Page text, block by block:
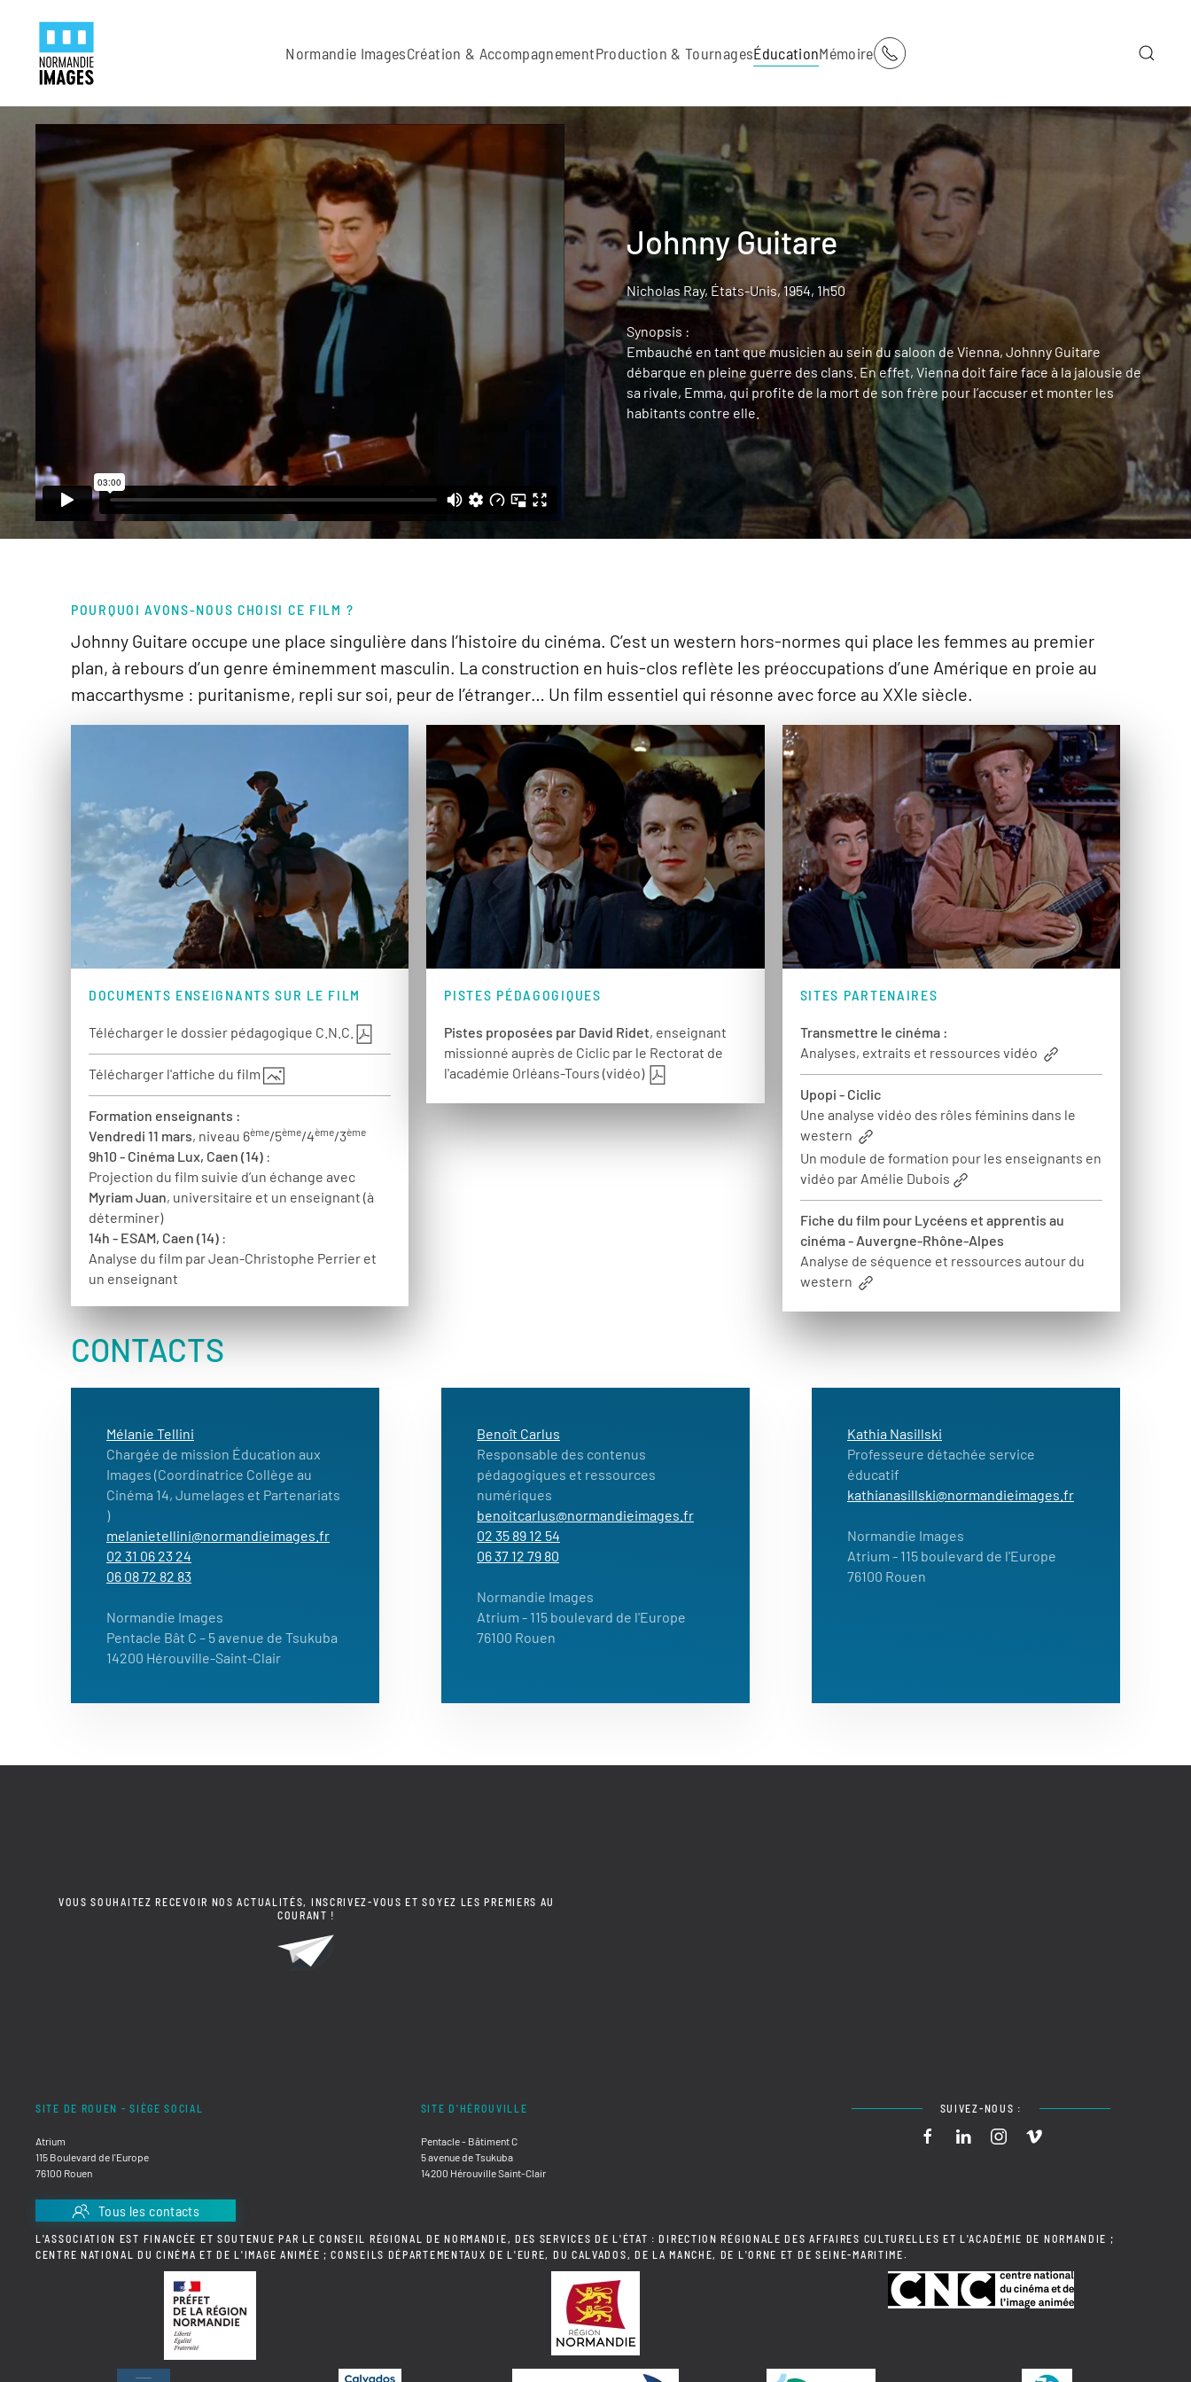
Skip to main content
Normandie ImagesCréation & AccompagnementProduction & TournagesÉducationMémoire
Johnny Guitare
Nicholas Ray, États-Unis, 1954, 1h50
Synopsis :
Embauché en tant que musicien au sein du saloon de Vienna, Johnny Guitare
débarque en pleine guerre des clans. En effet, Vienna doit faire face à la jalousie de
sa rivale, Emma, qui profite de la mort de son frère pour l’accuser et monter les
habitants contre elle.
POURQUOI AVONS-NOUS CHOISI CE FILM ?
Johnny Guitare occupe une place singulière dans l’histoire du cinéma. C’est un western hors-normes qui place les femmes au premier
plan, à rebours d’un genre éminemment masculin. La construction en huis-clos reflète les préoccupations d’une Amérique en proie au
maccarthysme : puritanisme, repli sur soi, peur de l’étranger… Un film essentiel qui résonne avec force au XXIe siècle.
DOCUMENTS ENSEIGNANTS SUR LE FILM
Télécharger le dossier pédagogique C.N.C.
Télécharger l'affiche du film
Formation enseignants :
Vendredi 11 mars, niveau 6ème/5ème/4ème/3ème
9h10 - Cinéma Lux, Caen (14) :
Projection du film suivie d’un échange avec
Myriam Juan, universitaire et un enseignant (à
déterminer)
14h - ESAM, Caen (14) :
Analyse du film par Jean-Christophe Perrier et
un enseignant
PISTES PÉDAGOGIQUES
Pistes proposées par David Ridet, enseignant
missionné auprès de Ciclic par le Rectorat de
l'académie Orléans-Tours (vidéo)
SITES PARTENAIRES
Transmettre le cinéma :
Analyses, extraits et ressources vidéo
Upopi - Ciclic
Une analyse vidéo des rôles féminins dans le
western
Un module de formation pour les enseignants en
vidéo par Amélie Dubois
Fiche du film pour Lycéens et apprentis au
cinéma - Auvergne-Rhône-Alpes
Analyse de séquence et ressources autour du
western
CONTACTS
Mélanie Tellini
Chargée de mission Éducation aux
Images (Coordinatrice Collège au
Cinéma 14, Jumelages et Partenariats
)
melanietellini@normandieimages.fr
02 31 06 23 24
06 08 72 82 83
Normandie Images
Pentacle Bât C – 5 avenue de Tsukuba
14200 Hérouville-Saint-Clair
Benoît Carlus
Responsable des contenus
pédagogiques et ressources
numériques
benoitcarlus@normandieimages.fr
02 35 89 12 54
06 37 12 79 80
Normandie Images
Atrium - 115 boulevard de l'Europe
76100 Rouen
Kathia Nasillski
Professeure détachée service
éducatif
kathianasillski@normandieimages.fr
Normandie Images
Atrium - 115 boulevard de l'Europe
76100 Rouen
VOUS SOUHAITEZ RECEVOIR NOS ACTUALITÉS, INSCRIVEZ-VOUS ET SOYEZ LES PREMIERS AU
COURANT !
SITE DE ROUEN - SIÈGE SOCIAL
Atrium
115 Boulevard de l'Europe
76100 Rouen
Tous les contacts
SITE D'HÉROUVILLE
Pentacle - Bâtiment C
5 avenue de Tsukuba
14200 Hérouville Saint-Clair
SUIVEZ-NOUS :
L'ASSOCIATION EST FINANCÉE ET SOUTENUE PAR LE CONSEIL RÉGIONAL DE NORMANDIE, DES SERVICES DE L'ÉTAT : DIRECTION RÉGIONALE DES AFFAIRES CULTURELLES ET L'ACADÉMIE DE NORMANDIE ;
CENTRE NATIONAL DU CINÉMA ET DE L'IMAGE ANIMÉE ; CONSEILS DÉPARTEMENTAUX DE L'EURE, DU CALVADOS, DE LA MANCHE, DE L'ORNE ET DE SEINE-MARITIME.